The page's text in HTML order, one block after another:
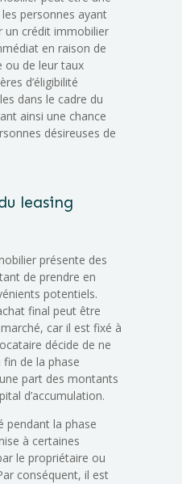
personnes ayant
un crédit immobilier
en raison de
ou de leur taux
d’éligibilité
dans le cadre du
ainsi une chance
désireuses de
leasing
présente des
de prendre en
potentiels.
final peut être
car il est fixé à
décide de ne
de la phase
part des montants
d’accumulation.
pendant la phase
à certaines
le propriétaire ou
conséquent, il est